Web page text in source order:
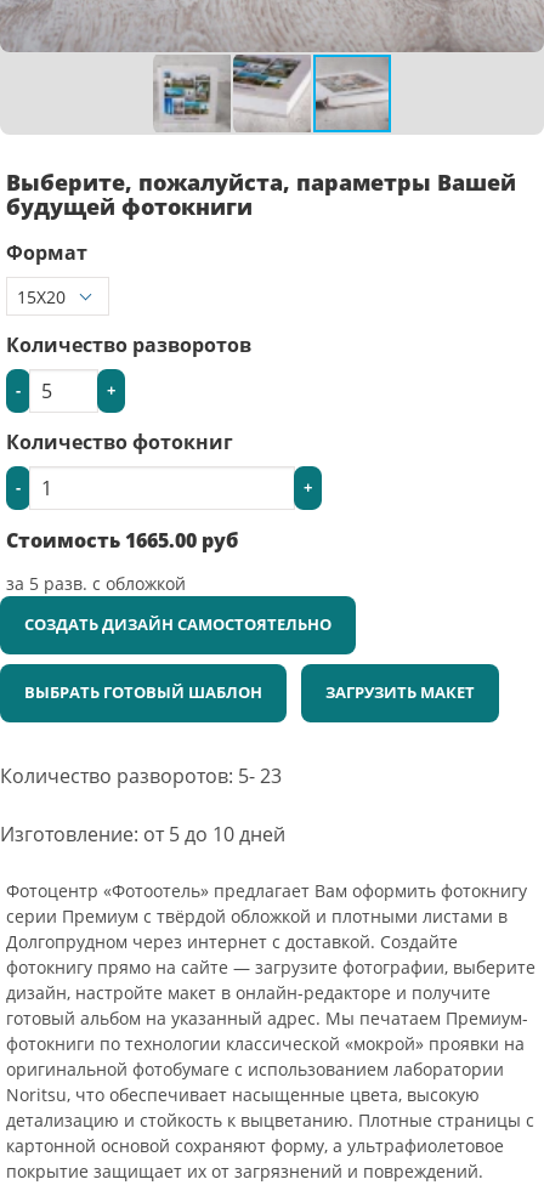
Выберите, пожалуйста, параметры Вашей
будущей фотокниги
Формат
Количество разворотов
- +
Количество фотокниг
- +
Стоимость1665.00 руб
за 5 разв. с обложкой
СОЗДАТЬ ДИЗАЙН САМОСТОЯТЕЛЬНО
ВЫБРАТЬ ГОТОВЫЙ ШАБЛОН ЗАГРУЗИТЬ МАКЕТ
Количество разворотов: 5- 23
Изготовление: от 5 до 10 дней
Фотоцентр «Фотоотель» предлагает Вам оформить фотокнигу
серии Премиум с твёрдой обложкой и плотными листами в
Долгопрудном через интернет с доставкой. Создайте
фотокнигу прямо на сайте — загрузите фотографии, выберите
дизайн, настройте макет в онлайн-редакторе и получите
готовый альбом на указанный адрес. Мы печатаем Премиум-
фотокниги по технологии классической «мокрой» проявки на
оригинальной фотобумаге с использованием лаборатории
Noritsu, что обеспечивает насыщенные цвета, высокую
детализацию и стойкость к выцветанию. Плотные страницы с
картонной основой сохраняют форму, а ультрафиолетовое
покрытие защищает их от загрязнений и повреждений.